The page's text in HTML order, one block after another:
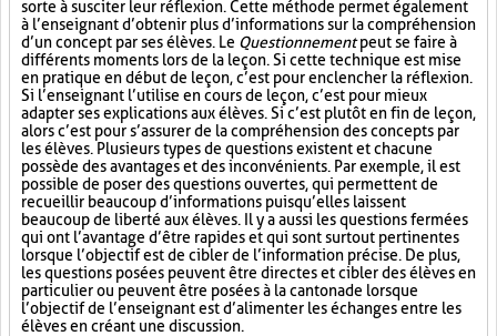
sorte à susciter leur réflexion. Cette méthode permet également
à l’enseignant d’obtenir plus d’informations sur la compréhension
d’un concept par ses élèves. Le Questionnementpeut se faire à
différents moments lors de la leçon. Si cette technique est mise
en pratique en début de leçon, c’est pour enclencher la réflexion.
Si l’enseignant l’utilise en cours de leçon, c’est pour mieux
adapter ses explications aux élèves. Si c’est plutôt en fin de leçon,
alors c’est pour s’assurer de la compréhension des concepts par
les élèves. Plusieurs types de questions existent et chacune
possède des avantages et des inconvénients. Par exemple, il est
possible de poser des questions ouvertes, qui permettent de
recueillir beaucoup d’informations puisqu’elles laissent
beaucoup de liberté aux élèves. Il y a aussi les questions fermées
qui ont l’avantage d’être rapides et qui sont surtout pertinentes
lorsque l’objectif est de cibler de l’information précise. De plus,
les questions posées peuvent être directes et cibler des élèves en
particulier ou peuvent être posées à la cantonade lorsque
l’objectif de l’enseignant est d’alimenter les échanges entre les
élèves en créant une discussion.